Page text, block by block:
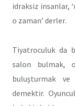
idraksiz insanlar,
o zaman’ derler.
Tiyatroculuk da
salon bulmak,
buluşturmak
demektir.